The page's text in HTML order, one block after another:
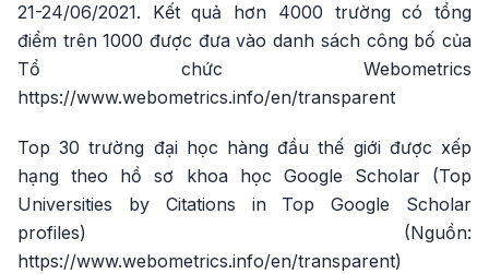
21-24/06/2021. Kết quả hơn 4000 trường có tổng
điểm trên 1000 được đưa vào danh sách công bố của
Tổ chức Webometrics
https://www.webometrics.info/en/transparent
Top 30 trường đại học hàng đầu thế giới được xếp
hạng theo hồ sơ khoa học Google Scholar (Top
Universities by Citations in Top Google Scholar
profiles) (Nguồn:
https://www.webometrics.info/en/transparent)